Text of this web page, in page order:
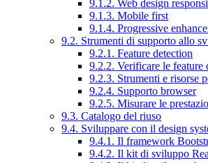
9.1.2. Web design
9.1.3. Mobile first
9.1.4. Progressive
9.2. Strumenti di supporto allo
9.2.1. Feature detection
9.2.2. Verificare le
9.2.3. Strumenti e risorse
9.2.4. Supporto browser
9.2.5. Misurare le
9.3. Catalogo del riuso
9.4. Sviluppare con il design
9.4.1. Il framework
9.4.2. Il kit di sviluppo